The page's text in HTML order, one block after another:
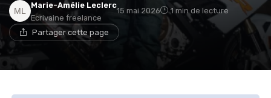
Marie-Amélie Leclerc
Ecrivaine freelance
15 mai 2026 1 min de lecture
Partager cette page